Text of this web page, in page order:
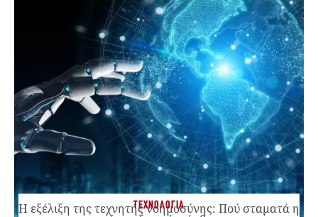
ΤΕΧΝΟΛΟΓΙΑ
Η εξέλιξη της τεχνητής νοημοσύνης: Πού σταματά η